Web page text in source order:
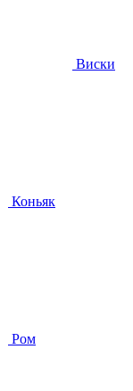
Виски
Коньяк
Ром